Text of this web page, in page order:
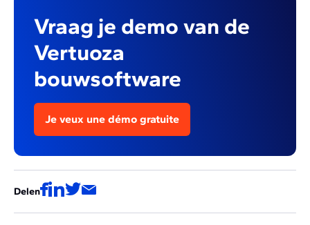
Vraag je demo van de
Vertuoza
bouwsoftware
Je veux une démo gratuite
Delen